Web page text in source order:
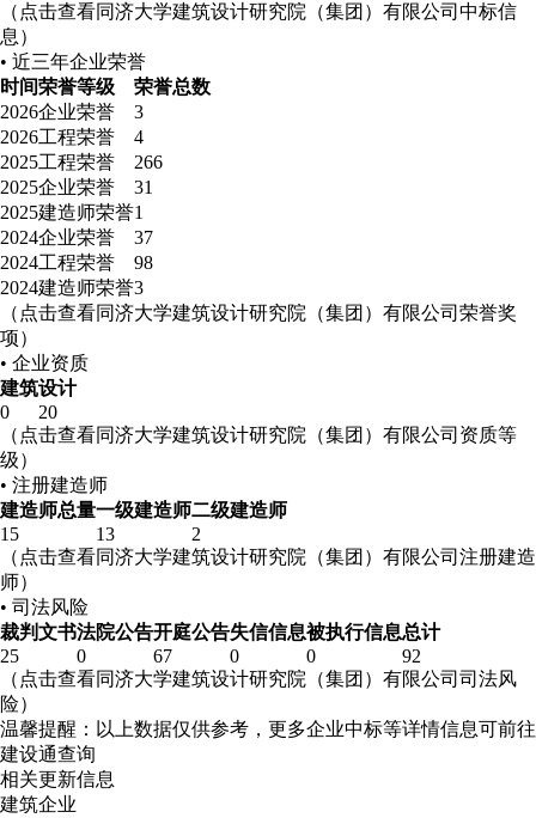
（点击查看同济大学建筑设计研究院（集团）有限公司中标信
息）
• 近三年企业荣誉
时间荣誉等级
荣誉总数
2026企业荣誉
3
2026工程荣誉
4
2025工程荣誉
266
2025企业荣誉
31
2025建造师荣誉1
2024企业荣誉
37
2024工程荣誉
98
2024建造师荣誉3
（点击查看同济大学建筑设计研究院（集团）有限公司荣誉奖
项）
• 企业资质
建筑设计
0
20
（点击查看同济大学建筑设计研究院（集团）有限公司资质等
级）
• 注册建造师
建造师总量一级建造师二级建造师
15
13
2
（点击查看同济大学建筑设计研究院（集团）有限公司注册建造
师）
• 司法风险
裁判文书法院公告开庭公告失信信息被执行信息总计
25
0 67 0 0
92
（点击查看同济大学建筑设计研究院（集团）有限公司司法风
险）
温馨提醒：以上数据仅供参考，更多企业中标等详情信息可前往
建设通查询
相关更新信息
建筑企业